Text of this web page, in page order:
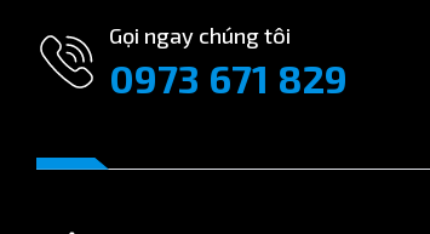
Gọi ngay chúng tôi
0973 671 829